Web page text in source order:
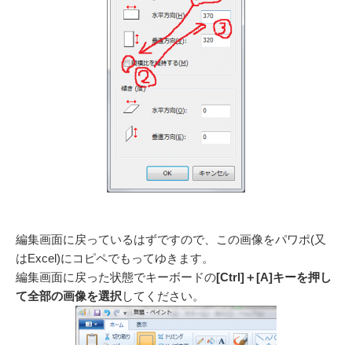
編集画面に戻っているはずですので、この画像をパワポ(又
はExcel)にコピペでもってゆきます。
編集画面に戻った状態でキーボードの[Ctrl]＋[A]キーを押し
て全部の画像を選択 してください。